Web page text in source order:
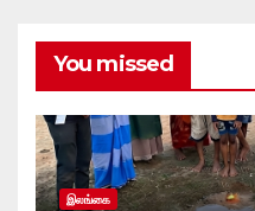
You missed
இலங்கை